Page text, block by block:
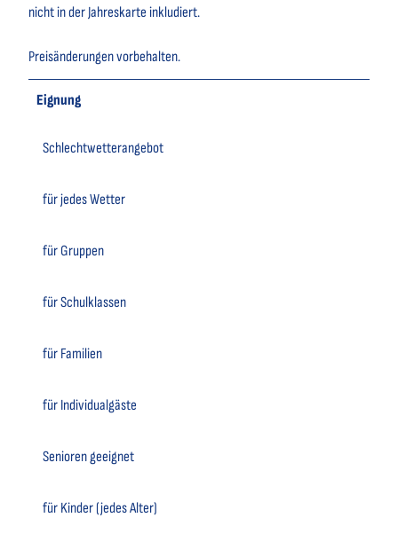
nicht in der Jahreskarte inkludiert.
Preisänderungen vorbehalten.
Eignung
Schlechtwetterangebot
für jedes Wetter
für Gruppen
für Schulklassen
für Familien
für Individualgäste
Senioren geeignet
für Kinder (jedes Alter)